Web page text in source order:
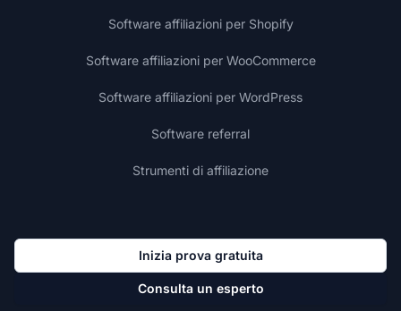
Software affiliazioni per Shopify
Software affiliazioni per WooCommerce
Software affiliazioni per WordPress
Software referral
Strumenti di affiliazione
Inizia prova gratuita
Consulta un esperto